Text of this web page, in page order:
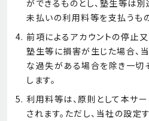
ができるものとし、塾生等は
未払いの利用料等を支払うもの
前項によるアカウントの停止
塾生等に損害が生じた場合、
な過失がある場合を除き一切
します。
利用料等は、原則として本サ
されます。ただし、当社の設